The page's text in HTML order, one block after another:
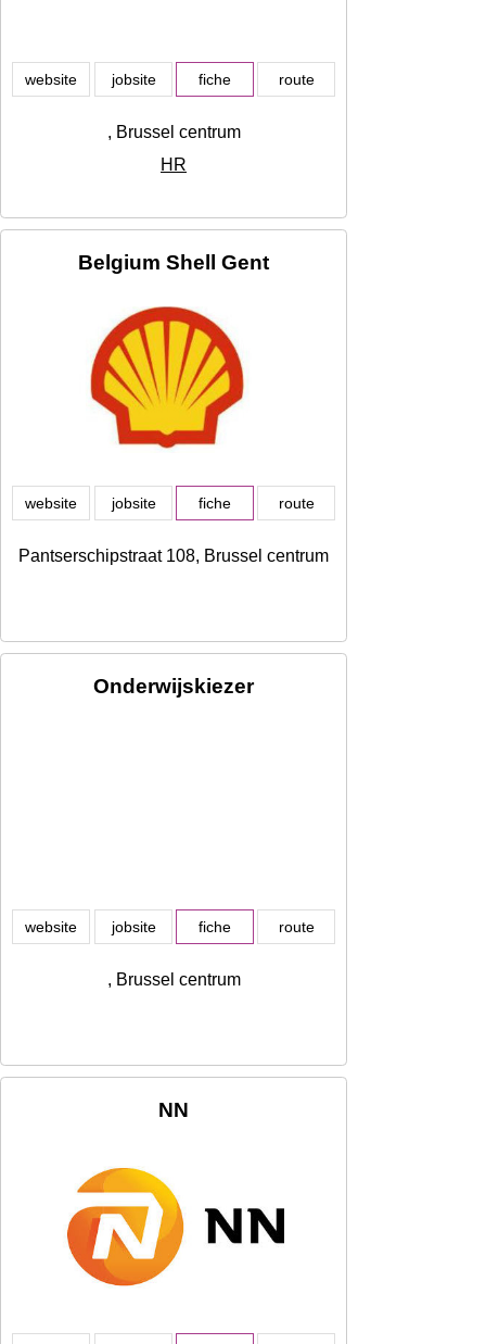
website jobsite fiche route
, Brussel centrum
HR
Belgium Shell Gent
website jobsite fiche route
Pantserschipstraat 108, Brussel centrum
Onderwijskiezer
website jobsite fiche route
, Brussel centrum
NN